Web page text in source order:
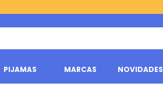
PIJAMAS MARCAS NOVIDADES